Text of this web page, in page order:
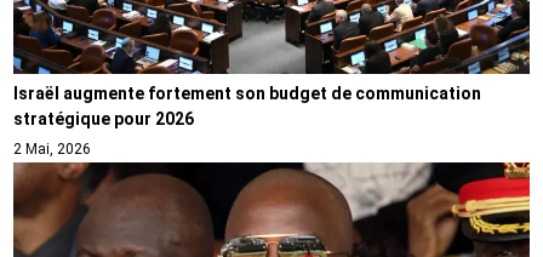
Israël augmente fortement son budget de communication
stratégique pour 2026
2 Mai, 2026